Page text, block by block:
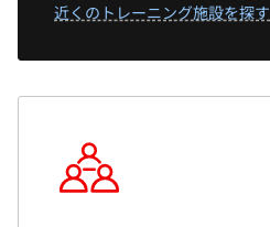
近くのトレーニング施設を探す